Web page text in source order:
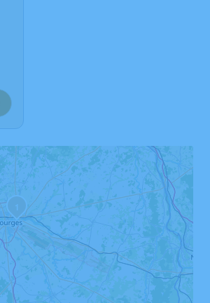
1